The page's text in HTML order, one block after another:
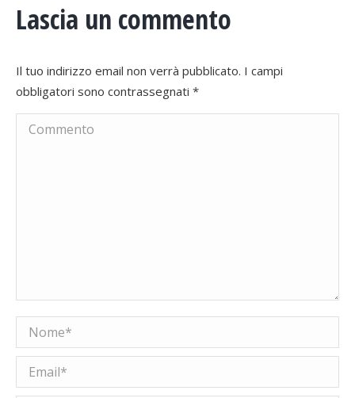
Lascia un commento
Il tuo indirizzo email non verrà pubblicato. I campi
obbligatori sono contrassegnati *
Commento
Nome *
Email *